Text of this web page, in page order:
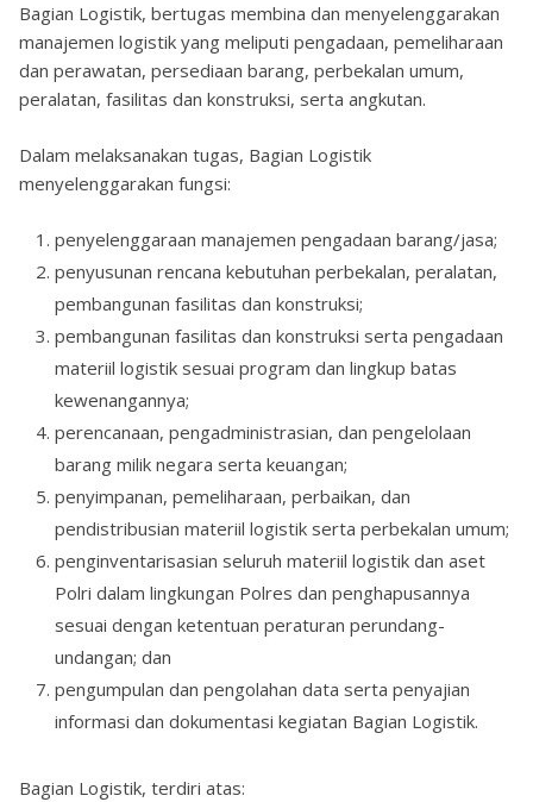
Bagian Logistik, bertugas membina dan menyelenggarakan
manajemen logistik yang meliputi pengadaan, pemeliharaan
dan perawatan, persediaan barang, perbekalan umum,
peralatan, fasilitas dan konstruksi, serta angkutan.
Dalam melaksanakan tugas, Bagian Logistik
menyelenggarakan fungsi:
penyelenggaraan manajemen pengadaan barang/jasa;
penyusunan rencana kebutuhan perbekalan, peralatan,
pembangunan fasilitas dan konstruksi;
pembangunan fasilitas dan konstruksi serta pengadaan
materiil logistik sesuai program dan lingkup batas
kewenangannya;
perencanaan, pengadministrasian, dan pengelolaan
barang milik negara serta keuangan;
penyimpanan, pemeliharaan, perbaikan, dan
pendistribusian materiil logistik serta perbekalan umum;
penginventarisasian seluruh materiil logistik dan aset
Polri dalam lingkungan Polres dan penghapusannya
sesuai dengan ketentuan peraturan perundang-
undangan; dan
pengumpulan dan pengolahan data serta penyajian
informasi dan dokumentasi kegiatan Bagian Logistik.
Bagian Logistik, terdiri atas: